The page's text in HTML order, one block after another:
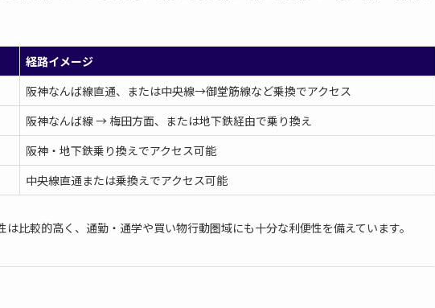
経路イメージ
阪神なんば線直通、または中央線→御堂筋線など乗換でアクセス
阪神なんば線 → 梅田方面、または地下鉄経由で乗り換え
阪神・地下鉄乗り換えでアクセス可能
中央線直通または乗換えでアクセス可能
比較的高く、通勤・通学や買い物行動圏域にも十分な利便性を備えています。